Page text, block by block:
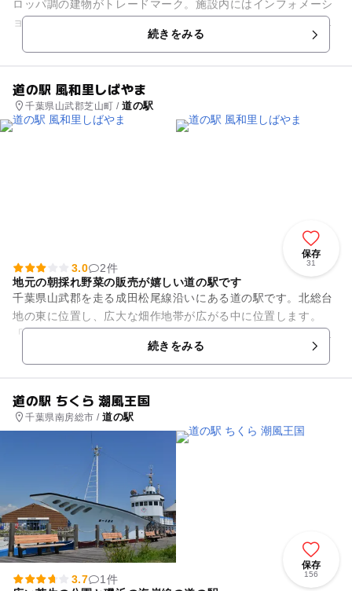
ロッパ調の建物がトレードマーク。施設内にはインフォメーシ
ョンセンターのほか、南房総のグルメを集めた「はなまる市
場」があります。市場では地元...
続きをみる
道の駅 風和里しばやま
千葉県山武郡芝山町 /道の駅
保存
31
3.0
2件
地元の朝採れ野菜の販売が嬉しい道の駅です
千葉県山武郡を走る成田松尾線沿いにある道の駅です。北総台
地の東に位置し、広大な畑作地帯が広がる中に位置します。
「農産物直売所」では、新鮮な野菜をはじめ、米、スイカ、イ
チゴなど、安心・安全な地元産...
続きをみる
道の駅 ちくら 潮風王国
千葉県南房総市 /道の駅
保存
156
3.7
1件